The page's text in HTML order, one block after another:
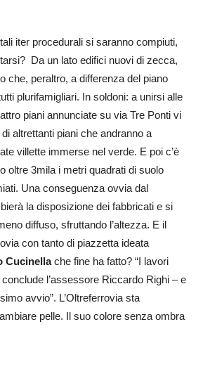
iter procedurali si saranno compiuti,
Da un lato edifici nuovi di zecca,
che, peraltro, a differenza del piano
plurifamigliari. In soldoni: a unirsi alle
piani annunciate su via Tre Ponti vi
altrettanti piani che andranno a
villette immerse nel verde. E poi c’è
oltre 3mila i metri quadrati di suolo
Una conseguenza ovvia dal
la disposizione dei fabbricati e si
diffuso, sfruttando l’altezza. E il
con tanto di piazzetta ideata
Cucinellache fine ha fatto? “I lavori
conclude l’assessore Riccardo Righi – e
avvio”. L’Oltreferrovia sta
pelle. Il suo colore senza ombra